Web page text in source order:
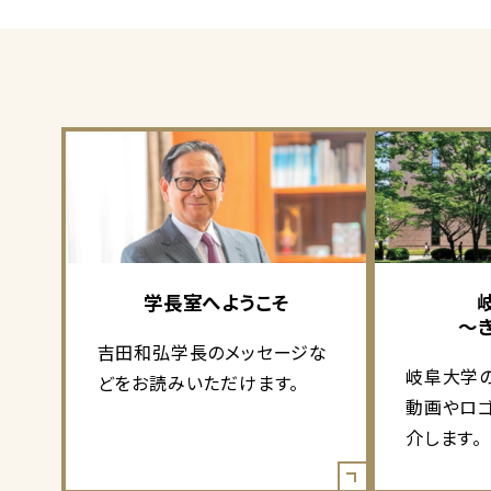
学長室へようこそ
吉田和弘学長のメッセージな
どをお読みいただけます。
～
岐阜大学
動画やロ
介します。